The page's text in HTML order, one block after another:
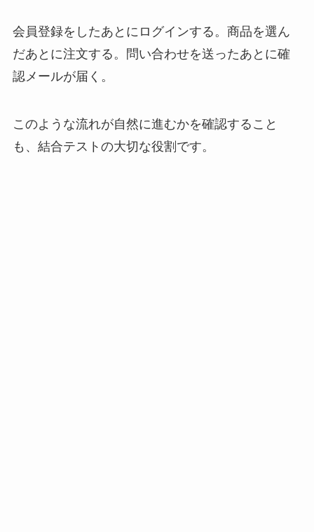
会員登録をしたあとにログインする。商品を選ん
だあとに注文する。問い合わせを送ったあとに確
認メールが届く。
このような流れが自然に進むかを確認すること
も、結合テストの大切な役割です。